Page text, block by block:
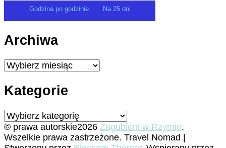
Godzina po godzinie Na 25 dni
Archiwa
Archiwa
Kategorie
Kategorie
© prawa autorskie2026 Zagubieni w Rzymie.
Wszelkie prawa zastrzeżone. Travel Nomad |